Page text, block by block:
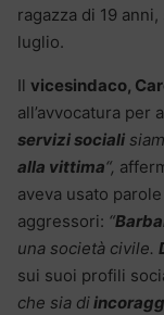
ragazza di 19
luglio.
Il vicesindaco,
all’avvocatura per
servizi sociali
alla vittima“,
aveva usato
aggressori: “
una società civile.
sui suoi profili
che sia di